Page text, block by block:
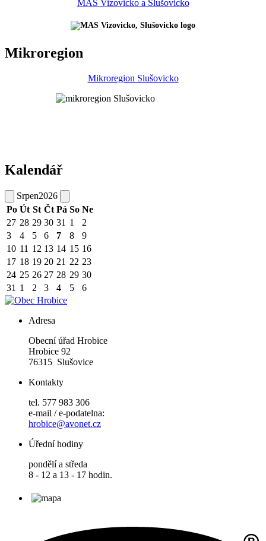
MAS Vizovicko a Slušovicko
Mikroregion
Mikroregion Slušovicko
Kalendář
Srpen2026
Po Út St Čt Pá So Ne
27 28 29 30 31 1
2
3
4 5 6 7 8
9
10 11 12 13 14 15 16
17 18 19 20 21 22 23
24 25 26 27 28 29 30
31 1 2 3 4 5 6
Adresa
Obecní úřad Hrobice
Hrobice 92
76315 Slušovice
Kontakty
tel. 577 983 306
e-mail / e-podatelna:
hrobice@avonet.cz
Úřední hodiny
pondělí a středa
8 - 12 a 13 - 17 hodin.